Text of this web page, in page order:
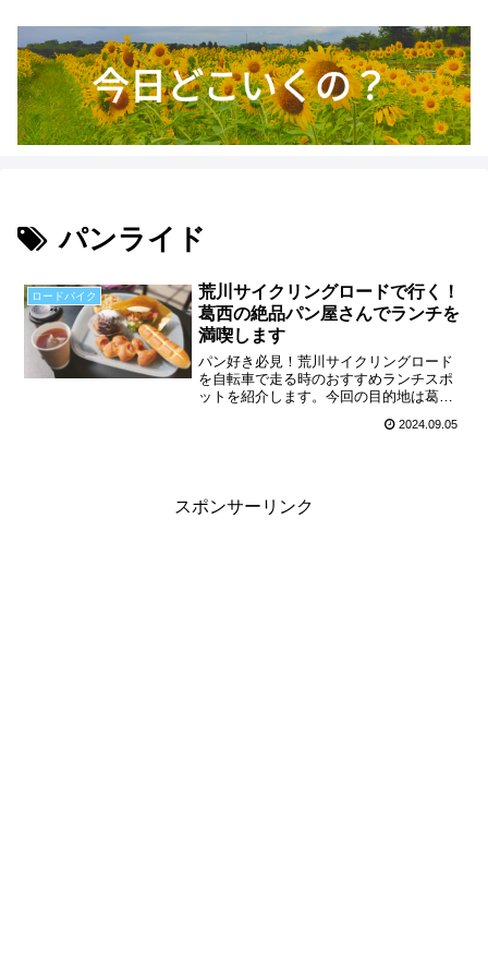
パンライド
ロードバイク
荒川サイクリングロードで行く！
葛西の絶品パン屋さんでランチを
満喫します
パン好き必見！荒川サイクリングロード
を自転車で走る時のおすすめランチスポ
ットを紹介します。今回の目的地は葛西
さん。季節に合わせたいろいろな種類の
2024.09.05
スポンサーリンク